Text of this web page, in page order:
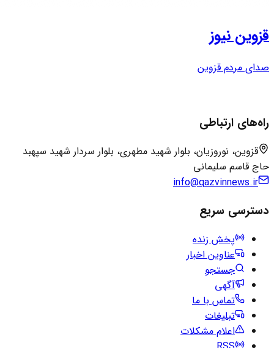
قزوین نیوز
صدای مردم قزوین
راه‌های ارتباطی
قزوین، نوروزیان، بلوار شهید مطهری، بلوار سردار شهید سپهبد
حاج قاسم سلیمانی
info@qazvinnews.ir
دسترسی سریع
پخش زنده
عناوین اخبار
جستجو
آگهی
تماس با ما
تبلیغات
اعلام مشکلات